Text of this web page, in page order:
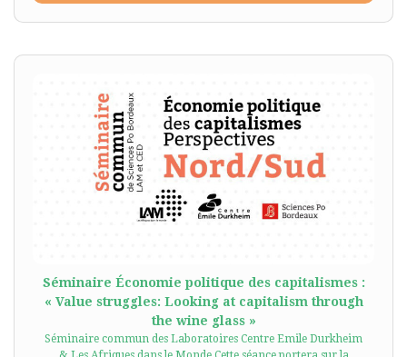
Séminaire Économie politique des capitalismes :
« Value struggles: Looking at capitalism through
the wine glass »
Séminaire commun des Laboratoires Centre Emile Durkheim